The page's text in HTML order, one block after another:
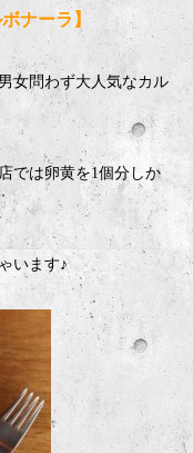
ナーラ】
女問わず大人気なカル
では卵黄を1個分しか
います♪